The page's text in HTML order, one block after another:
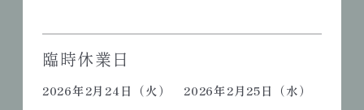
臨時休業日
2026年2月24日（火） 2026年2月25日（水）